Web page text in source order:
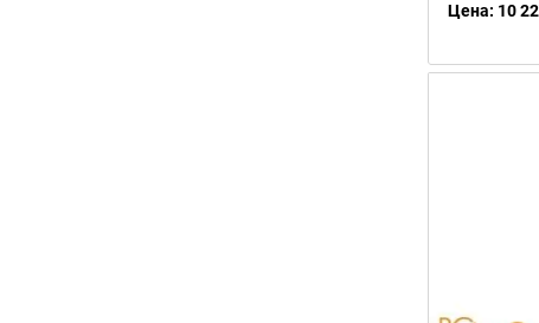
Цена: 10